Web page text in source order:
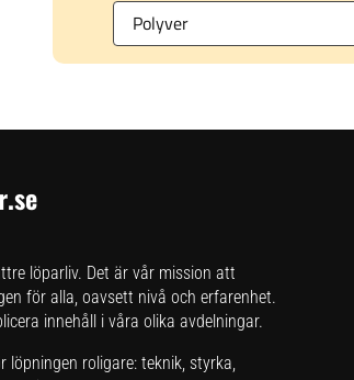
löparliv. Det är vår mission att
för alla, oavsett nivå och erfarenhet.
innehåll i våra olika avdelningar.
löpningen roligare: teknik, styrka,